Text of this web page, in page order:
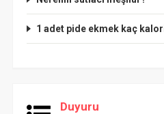
1 adet pide ekmek kaç
Duyuru